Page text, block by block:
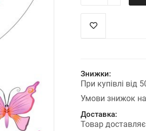
Знижки:
При купівлі від
Умови знижок на
Доставка:
Товар